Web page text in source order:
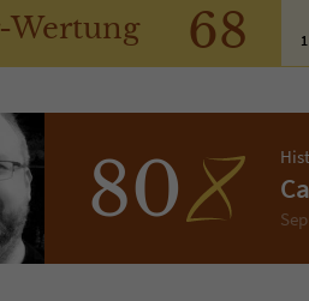
-Wertung 68
1
80